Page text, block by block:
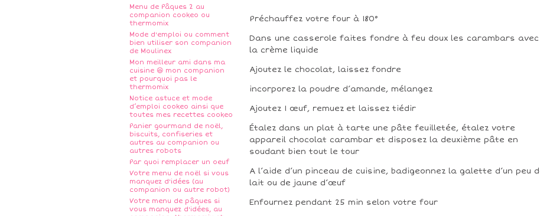
Menu de Pâques 2 au
companion cookeo ou
thermomix
Mode d'emploi ou comment
bien utiliser son companion
de Moulinex
Mon meilleur ami dans ma
cuisine 😆 mon companion
et pourquoi pas le
thermomix
Notice astuce et mode
d’emploi cookeo ainsi que
toutes mes recettes cookeo
Panier gourmand de noël,
biscuits, confiseries et
autres au companion ou
autres robots
Par quoi remplacer un oeuf
Votre menu de noël si vous
manquez d'idées (au
companion ou autre robot)
Votre menu de pâques si
vous manquez d'idées, au
Préchauffez votre four à 180°
Dans une casserole faites fondre à feu doux les carambars avec
la crème liquide
Ajoutez le chocolat, laissez fondre
incorporez la poudre d’amande, mélangez
Ajoutez 1 œuf, remuez et laissez tiédir
Étalez dans un plat à tarte une pâte feuilletée, étalez votre
appareil chocolat carambar et disposez la deuxième pâte en
soudant bien tout le tour
A l’aide d’un pinceau de cuisine, badigeonnez la galette d’un peu
lait ou de jaune d’œuf
Enfournez pendant 25 min selon votre four